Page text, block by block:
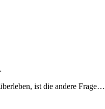
ist die andere Frage…